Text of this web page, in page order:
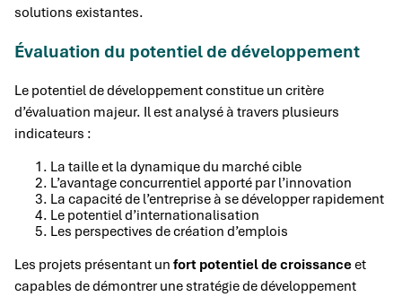
solutions existantes.
Évaluation du potentiel de développement
Le potentiel de développement constitue un critère
d’évaluation majeur. Il est analysé à travers plusieurs
indicateurs :
La taille et la dynamique du marché cible
L’avantage concurrentiel apporté par l’innovation
La capacité de l’entreprise à se développer rapidement
Le potentiel d’internationalisation
Les perspectives de création d’emplois
Les projets présentant un fort potentiel de croissanceet
capables de démontrer une stratégie de développement